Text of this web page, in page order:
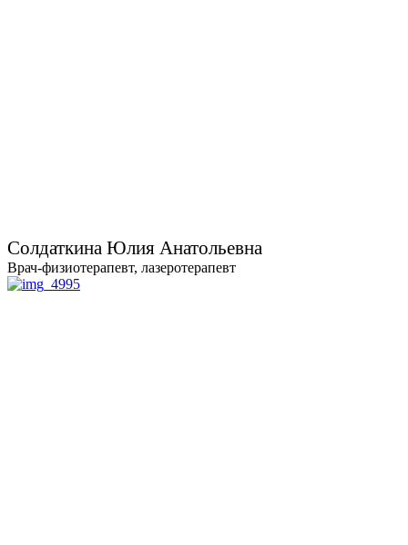
Солдаткина Юлия Анатольевна
Врач-физиотерапевт, лазеротерапевт